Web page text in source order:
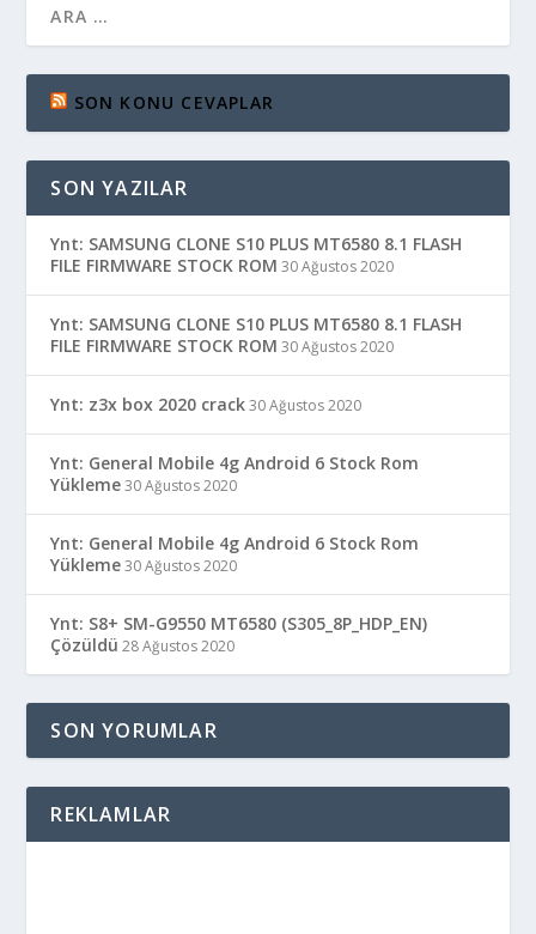
SON KONU CEVAPLAR
SON YAZILAR
Ynt: SAMSUNG CLONE S10 PLUS MT6580 8.1 FLASH
FILE FIRMWARE STOCK ROM 30 Ağustos 2020
Ynt: SAMSUNG CLONE S10 PLUS MT6580 8.1 FLASH
FILE FIRMWARE STOCK ROM 30 Ağustos 2020
Ynt: z3x box 2020 crack 30 Ağustos 2020
Ynt: General Mobile 4g Android 6 Stock Rom
Yükleme 30 Ağustos 2020
Ynt: General Mobile 4g Android 6 Stock Rom
Yükleme 30 Ağustos 2020
Ynt: S8+ SM-G9550 MT6580 (S305_8P_HDP_EN)
Çözüldü 28 Ağustos 2020
SON YORUMLAR
REKLAMLAR